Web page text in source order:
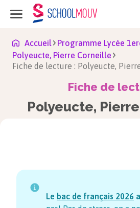
Accueil Programme Lycée
Polyeucte, Pierre Corneille
Fiche de lecture : Polyeucte,
Fiche de
Polyeucte,
Le bac de français 2026